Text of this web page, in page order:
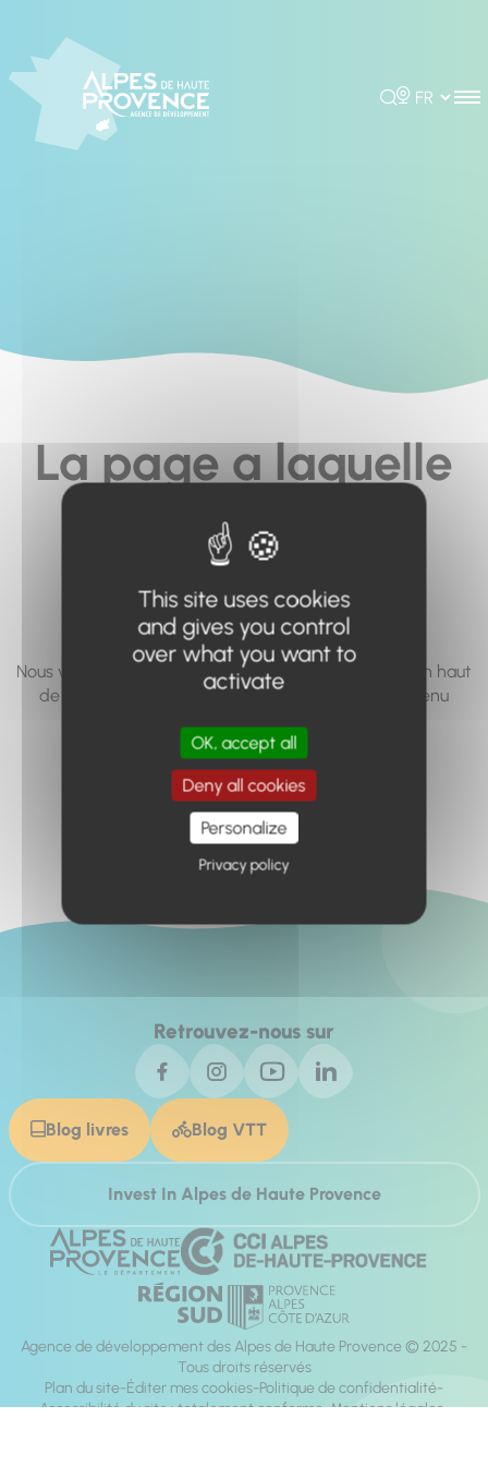
Rechercher
Choisir la
La page a laquelle
vous cherchez à
accéder n'existe
pas... ou plus.
Nous vous invitons à utiliser le moteur de recherche en haut
de page, ou à utiliser le menu pour trouver le contenu
Retour à l'accueil
Retrouvez-nous sur
Blog livres Blog VTT
Invest In Alpes de Haute Provence
Agence de développement des Alpes de Haute Provence © 2025 -
Tous droits réservés
Plan du site Éditer mes cookies Politique de confidentialité
Accessibilité du site : totalement conforme Mentions légales
This site uses cookies
and gives you control
over what you want to
activate
OK, accept all
Deny all cookies
Personalize
Privacy policy